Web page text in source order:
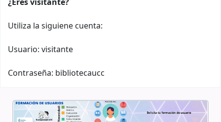
Utiliza la siguiene cuenta:
Usuario: visitante
Contraseña: bibliotecaucc